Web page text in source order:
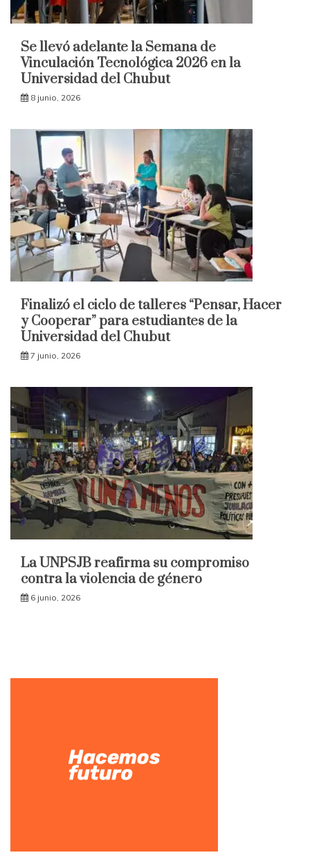
Se llevó adelante la Semana de
Vinculación Tecnológica 2026 en la
Universidad del Chubut
8 junio, 2026
Finalizó el ciclo de talleres “Pensar, Hacer
y Cooperar” para estudiantes de la
Universidad del Chubut
7 junio, 2026
La UNPSJB reafirma su compromiso
contra la violencia de género
6 junio, 2026